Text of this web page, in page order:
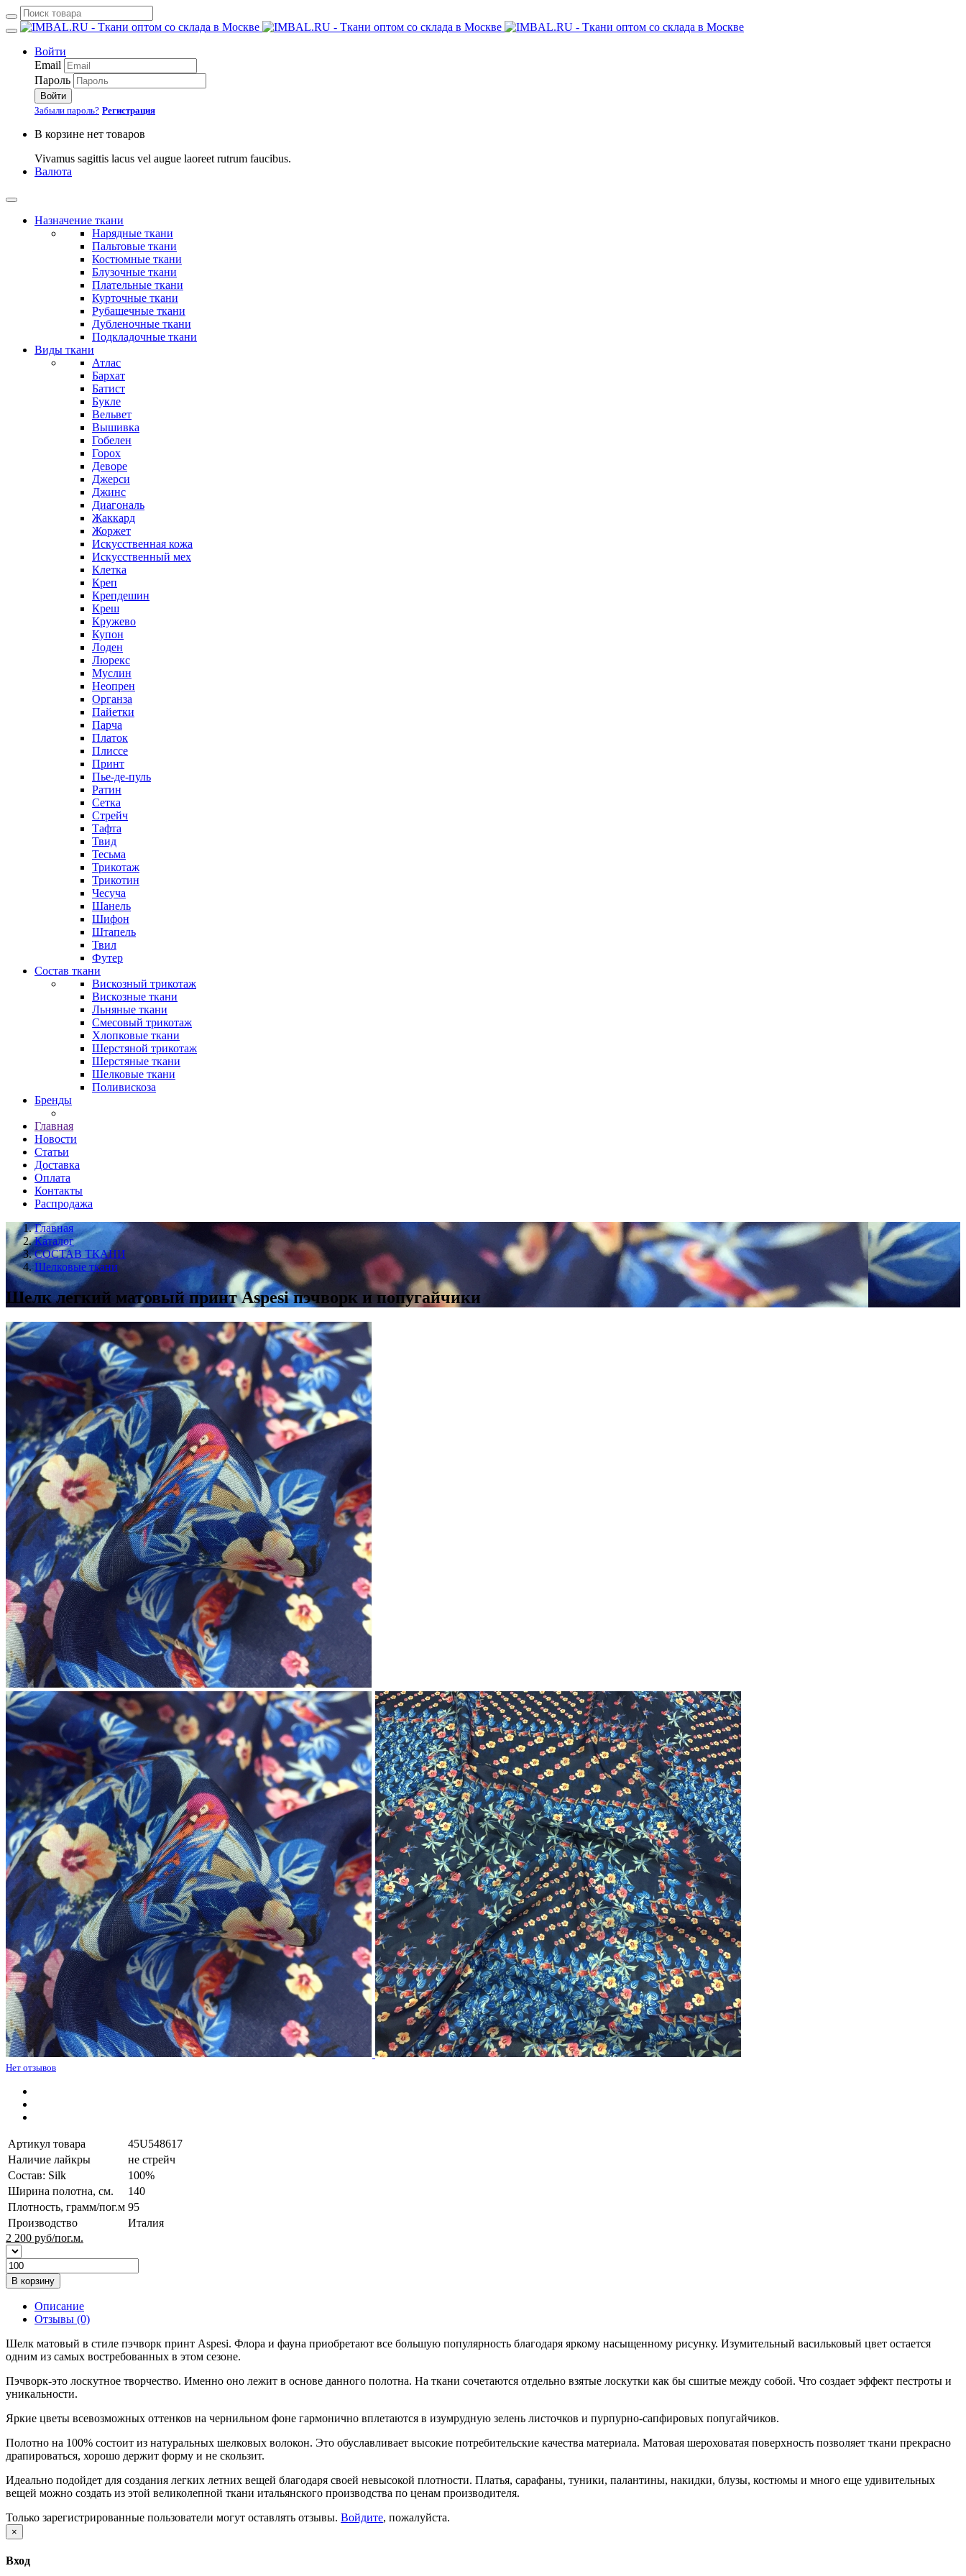
Войти
Email
Пароль
Войти
Забыли пароль? Регистрация
В корзине нет товаров
Vivamus sagittis lacus vel augue laoreet rutrum faucibus.
Валюта
Назначение ткани
Нарядные ткани
Пальтовые ткани
Костюмные ткани
Блузочные ткани
Плательные ткани
Курточные ткани
Рубашечные ткани
Дубленочные ткани
Подкладочные ткани
Виды ткани
Атлас
Бархат
Батист
Букле
Вельвет
Вышивка
Гобелен
Горох
Деворе
Джерси
Джинс
Диагональ
Жаккард
Жоржет
Искусственная кожа
Искусственный мех
Клетка
Креп
Крепдешин
Креш
Кружево
Купон
Лоден
Люрекс
Муслин
Неопрен
Органза
Пайетки
Парча
Платок
Плиссе
Принт
Пье-де-пуль
Ратин
Сетка
Стрейч
Тафта
Твид
Тесьма
Трикотаж
Трикотин
Чесуча
Шанель
Шифон
Штапель
Твил
Футер
Состав ткани
Вискозный трикотаж
Вискозные ткани
Льняные ткани
Смесовый трикотаж
Хлопковые ткани
Шерстяной трикотаж
Шерстяные ткани
Шелковые ткани
Поливискоза
Бренды
Главная
Новости
Статьи
Доставка
Оплата
Контакты
Распродажа
Главная
Каталог
СОСТАВ ТКАНИ
Шелковые ткани
Шелк легкий матовый принт Aspesi пэчворк и попугайчики
Нет отзывов
Артикул товара
45U548617
Наличие лайкры
не стрейч
Состав: Silk
100%
Ширина полотна, см.
140
Плотность, грамм/пог.м 95
Производство
Италия
2 200 руб/пог.м.
В корзину
Описание
Отзывы (0)
Шелк матовый в стиле пэчворк принт Aspesi. Флора и фауна приобретают все большую популярность благодаря яркому насыщенному рисунку. Изумительный васильковый цвет остается
одним из самых востребованных в этом сезоне.
Пэчворк-это лоскутное творчество. Именно оно лежит в основе данного полотна. На ткани сочетаются отдельно взятые лоскутки как бы сшитые между собой. Что создает эффект пестроты и
уникальности.
Яркие цветы всевозможных оттенков на чернильном фоне гармонично вплетаются в изумрудную зелень листочков и пурпурно-сапфировых попугайчиков.
Полотно на 100% состоит из натуральных шелковых волокон. Это обуславливает высокие потребительские качества материала. Матовая шероховатая поверхность позволяет ткани прекрасно
драпироваться, хорошо держит форму и не скользит.
Идеально подойдет для создания легких летних вещей благодаря своей невысокой плотности. Платья, сарафаны, туники, палантины, накидки, блузы, костюмы и много еще удивительных
вещей можно создать из этой великолепной ткани итальянского производства по ценам производителя.
Только зарегистрированные пользователи могут оставлять отзывы. Войдите, пожалуйста.
×
Вход